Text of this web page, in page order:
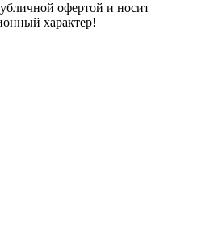
офертой и носит
характер!